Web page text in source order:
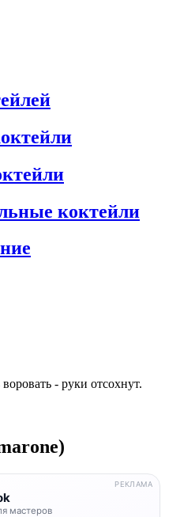
коктейли
- руки отсохнут.
мастеров
РЕКЛАМА